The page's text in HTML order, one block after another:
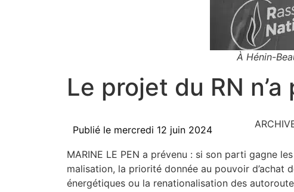
À Hénin-
Le projet du RN
Publié le mercredi 12 juin 2024
MARINE LE PEN a pré­ve­nu : si son par­ti gagne
ma­li­sa­tion, la prio­ri­té don­née au pou­voir d’achat
éner­gé­tiques ou la rena­tio­na­li­sa­tion des